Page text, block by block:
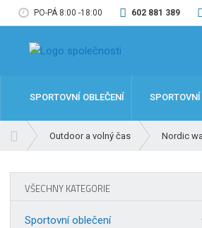
PO-PÁ 8:00 -18:00 602 881 389
SPORTOVNÍ OBLEČENÍ
Outdoor a volný čas Nordic
VŠECHNY KATEGORIE
Sportovní oblečení